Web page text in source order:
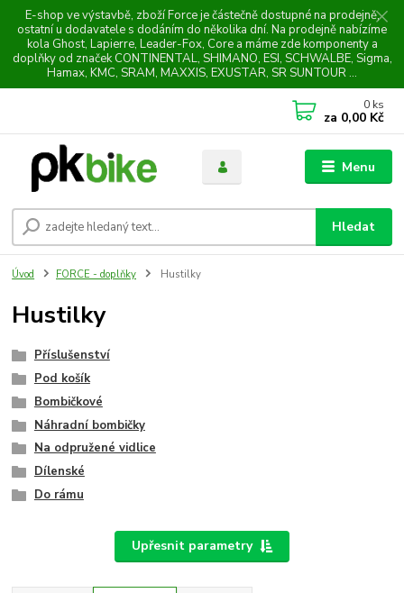
E-shop ve výstavbě, zboží Force je částečně dostupné na prodejně,
ostatní u dodavatele s dodáním do několika dní. Na prodejně nabízíme
kola Ghost, Lapierre, Leader-Fox, Core a máme zde komponenty a
doplňky od značek CONTINENTAL, SHIMANO, ESI, SCHWALBE, Sigma,
Hamax, KMC, SRAM, MAXXIS, EXUSTAR, SR SUNTOUR ...
Menu
Hledat
0 ks
za 0,00 Kč
Úvod FORCE - doplňky Hustilky
Hustilky
Příslušenství
Pod košík
Bombičkové
Náhradní bombičky
Na odpružené vidlice
Dílenské
Do rámu
Upřesnit parametry